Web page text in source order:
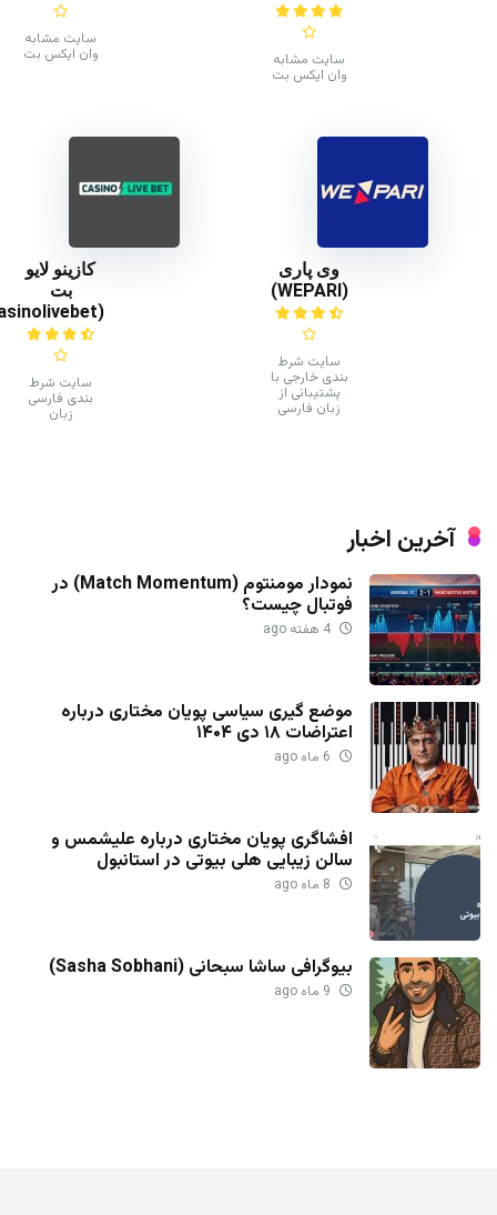
سایت مشابه
وان ایکس بت
سایت مشابه
وان ایکس بت
وی پاری
(WEPARI)
سایت شرط
بندی خارجی با
پشتیبانی از
زبان فارسی
کازینو لایو
بت
(casinolivebet)
سایت شرط
بندی فارسی
زبان
آخرین اخبار
نمودار مومنتوم (Match Momentum) در
فوتبال چیست؟
موضع گیری سیاسی پویان مختاری درباره
اعتراضات ۱۸ دی ۱۴۰۴
افشاگری پویان مختاری درباره علیشمس و
سالن زیبایی هلی بیوتی در استانبول
بیوگرافی ساشا سبحانی (Sasha Sobhani)